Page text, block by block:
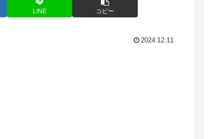
LINE コピー
2024.12.11